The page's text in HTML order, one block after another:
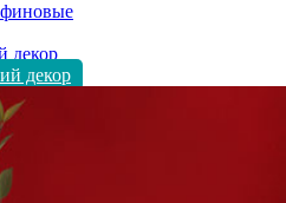
декор
декор